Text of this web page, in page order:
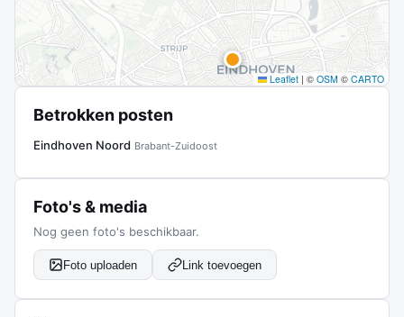
Leaflet | © OSM © CARTO
Betrokken posten
Eindhoven Noord Brabant-Zuidoost
Foto's & media
Nog geen foto's beschikbaar.
Foto uploaden Link toevoegen